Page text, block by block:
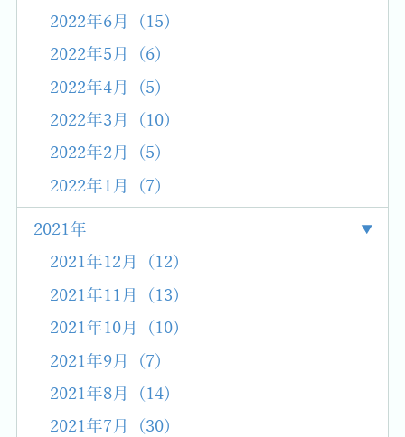
2022年6月 (15)
2022年5月 (6)
2022年4月 (5)
2022年3月 (10)
2022年2月 (5)
2022年1月 (7)
2021年
2021年12月 (12)
2021年11月 (13)
2021年10月 (10)
2021年9月 (7)
2021年8月 (14)
2021年7月 (30)